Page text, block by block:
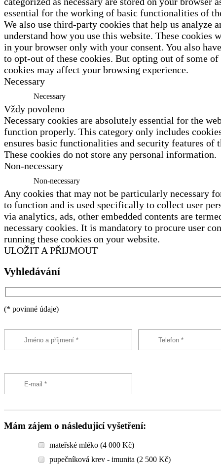
essential for the working of basic functionalities of
We also use third-party cookies that help us analyze
understand how you use this website. These cookies
in your browser only with your consent. You also
to opt-out of these cookies. But opting out of some of
cookies may affect your browsing experience.
Necessary
Necessary
Vždy povoleno
Necessary cookies are absolutely essential for the
function properly. This category only includes
ensures basic functionalities and security features of
These cookies do not store any personal information.
Non-necessary
Non-necessary
Any cookies that may not be particularly necessary
to function and is used specifically to collect user
via analytics, ads, other embedded contents are
necessary cookies. It is mandatory to procure user
running these cookies on your website.
ULOŽIT A PŘIJMOUT
Vyhledávání
(* povinné údaje)
Mám zájem o následujicí vyšetření:
mateřské mléko (4 000 Kč)
pupečníková krev - imunita (2 500 Kč)